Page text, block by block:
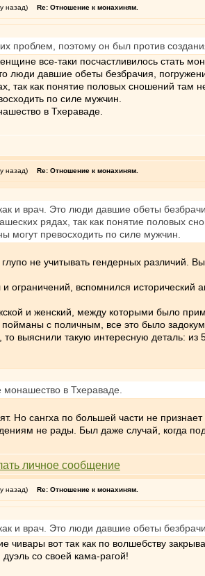
назад) Re: Отношение к монахиням.
проблем, поэтому он был против
все-таки посчастливилось стать
люди давшие обеты безбрачия,
так как понятие половых сношений там
по силе мужчин.
в Тхераваде.
назад) Re: Отношение к монахиням.
и врач. Это люди давшие обеты
рядах, так как понятие половых
могут превосходить по силе мужчин.
не учитывать гендерных различий.
ограничений, вспомнился исторический
и женский, между которыми было
с поличным, все это было
то выяснили такую интересную деталь:
в Тхераваде.
Но сангха по большей части не
не рады. Был даже случай, когда
назад) Re: Отношение к монахиням.
и врач. Это люди давшие обеты
чивары вот так как по волшебству
со своей кама-рагой!